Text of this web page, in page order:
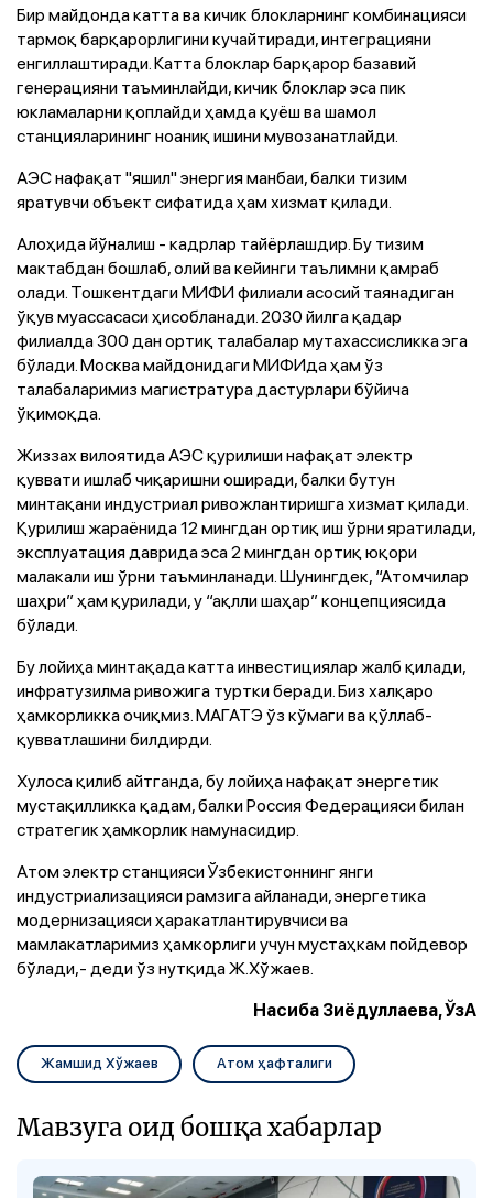
Бир майдонда катта ва кичик блокларнинг комбинацияси
тармоқ барқарорлигини кучайтиради, интеграцияни
енгиллаштиради. Катта блоклар барқарор базавий
генерацияни таъминлайди, кичик блоклар эса пик
юкламаларни қоплайди ҳамда қуёш ва шамол
станцияларининг ноаниқ ишини мувозанатлайди.
АЭС нафақат "яшил" энергия манбаи, балки тизим
яратувчи объект сифатида ҳам хизмат қилади.
Алоҳида йўналиш - кадрлар тайёрлашдир. Бу тизим
мактабдан бошлаб, олий ва кейинги таълимни қамраб
олади. Тошкентдаги МИФИ филиали асосий таянадиган
ўқув муассасаси ҳисобланади. 2030 йилга қадар
филиалда 300 дан ортиқ талабалар мутахассисликка эга
бўлади. Москва майдонидаги МИФИда ҳам ўз
талабаларимиз магистратура дастурлари бўйича
ўқимоқда.
Жиззах вилоятида АЭС қурилиши нафақат электр
қуввати ишлаб чиқаришни оширади, балки бутун
минтақани индустриал ривожлантиришга хизмат қилади.
Қурилиш жараёнида 12 мингдан ортиқ иш ўрни яратилади,
эксплуатация даврида эса 2 мингдан ортиқ юқори
малакали иш ўрни таъминланади. Шунингдек, “Атомчилар
шаҳри” ҳам қурилади, у “ақлли шаҳар” концепциясида
бўлади.
Бу лойиҳа минтақада катта инвестициялар жалб қилади,
инфратузилма ривожига туртки беради. Биз халқаро
ҳамкорликка очиқмиз. МАГАТЭ ўз кўмаги ва қўллаб-
қувватлашини билдирди.
Хулоса қилиб айтганда, бу лойиҳа нафақат энергетик
мустақилликка қадам, балки Россия Федерацияси билан
стратегик ҳамкорлик намунасидир.
Атом электр станцияси Ўзбекистоннинг янги
индустриализацияси рамзига айланади, энергетика
модернизацияси ҳаракатлантирувчиси ва
мамлакатларимиз ҳамкорлиги учун мустаҳкам пойдевор
бўлади,- деди ўз нутқида Ж.Хўжаев.
Насиба Зиёдуллаева, ЎзА
Жамшид Хўжаев Атом ҳафталиги
Мавзуга оид бошқа хабарлар